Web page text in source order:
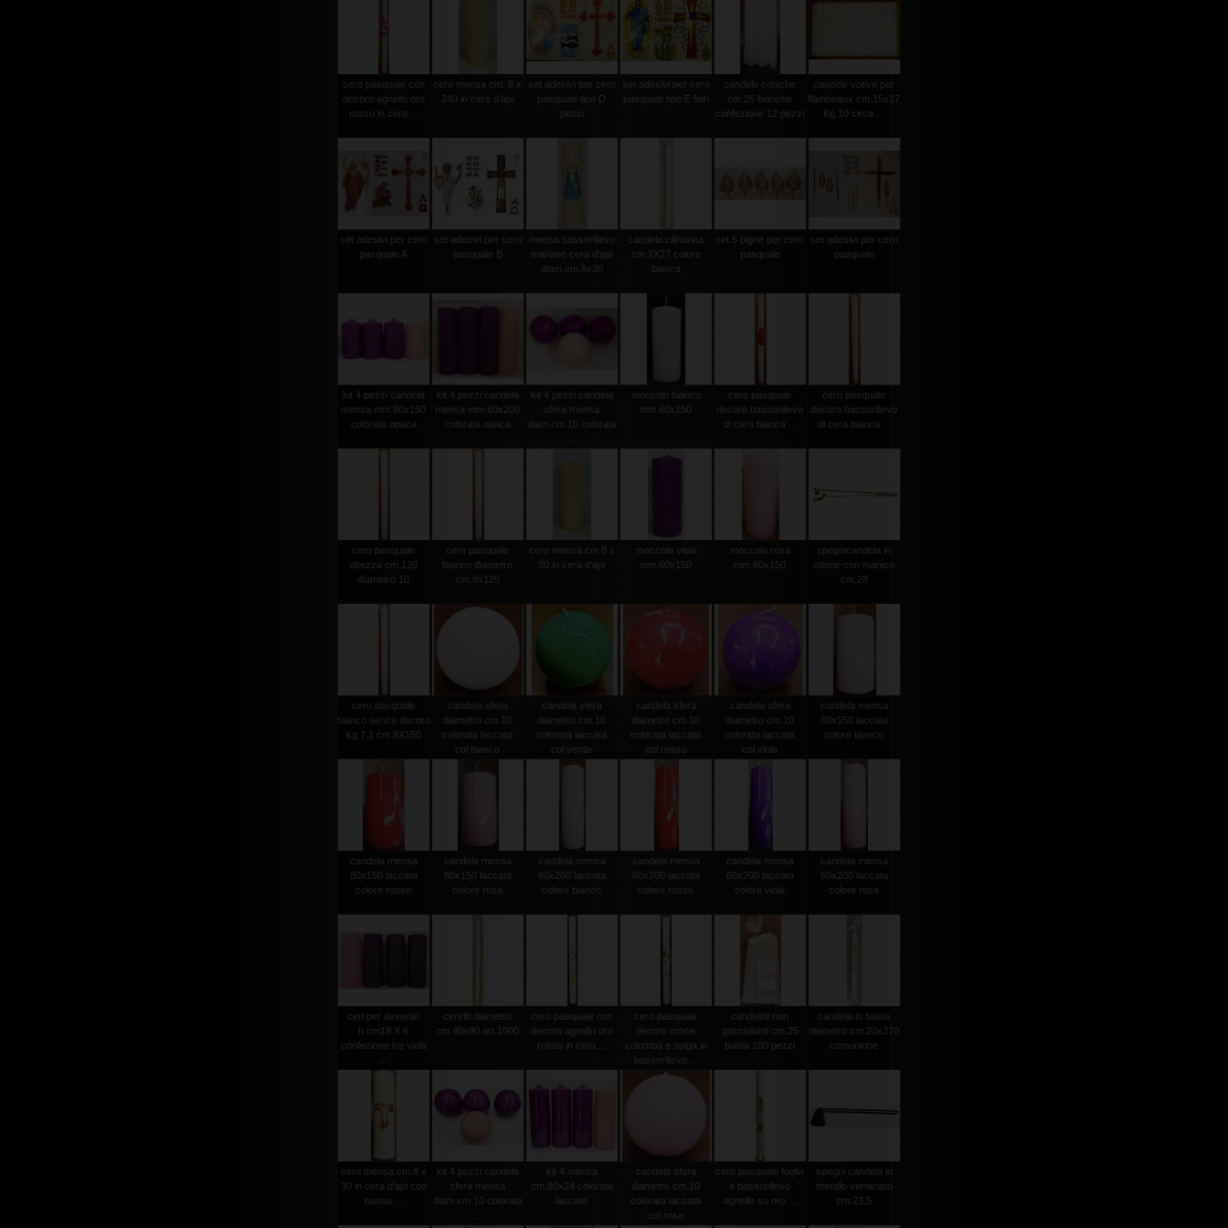
cero pasquale con
decoro agnello oro
rosso in cera ...
cero mensa cm. 8 x
240 in cera d'api
set adesivi per cero
pasquale tipo D
pesci
set adesivi per cero
pasquale tipo E fiori
candele coniche
cm.25 bianche
confezione 12 pezzi
candele votive per
flambeaux cm.15x27
Kg.10 circa ...
set adesivi per cero
pasquale A
set adesivi per cero
pasquale B
mensa bassorilievo
mariano cera d'api
diam.cm.8x30
candela cilindrica
cm.2X27 colore
bianca
set 5 pigne per cero
pasquale
set adesivi per cero
pasquale
kit 4 pezzi candela
mensa mm.80x150
colorata opaca
kit 4 pezzi candela
mensa mm.60x200
colorata opaca
kit 4 pezzi candela
sfera mensa
diam.cm.10 colorata
moccolo bianco
mm.60x150
cero pasquale
decoro bassorilievo
di cera bianca ...
cero pasquale
decoro bassorilievo
di cera bianca ...
cero pasquale
altezza cm.120
diametro 10
cero pasquale
bianco diametro
cm.8x125
cero mensa cm.8 x
30 in cera d'api
moccolo viola
mm.60x150
moccolo rosa
mm.60x150
spegnicandela in
ottone con manico
cm.28
cero pasquale
bianco senza decoro
kg.7.1 cm 8X150
candela sfera
diametro cm.10
colorata laccata
col.bianco
candela sfera
diametro cm.10
colorata laccata
col.verde
candela sfera
diametro cm.10
colorata laccata
col.rosso
candela sfera
diametro cm.10
colorata laccata
col.viola
candela mensa
80x150 laccata
colore bianco
candela mensa
80x150 laccata
colore rosso
candela mensa
80x150 laccata
colore rosa
candela mensa
60x200 laccata
colore bianco
candela mensa
60x200 laccata
colore rosso
candela mensa
60x200 laccata
colore viola
candela mensa
60x200 laccata
colore rosa
ceri per avvento
h.cm19 X 6
confezione tre viola
ceretti diametro
cm.40x90 art.1000
cero pasquale con
decoro agnello oro
rosso in cera ...
cero pasquale
decoro croce
colomba e spiga in
bassorilievo ...
candelini non
gocciolanti cm.25
busta 100 pezzi
candela in busta
diametro cm.20x270
comunione
cero mensa cm.8 x
30 in cera d'api con
basso ...
kit 4 pezzi candela
sfera mensa
diam.cm.10 colorata
kit 4 mensa
cm.80x24 colorate
laccate
candela sfera
diametro cm.10
colorata laccata
col.rosa
cero pasquale foglia
e bassorilievo
agnello su oro ...
spegni candela in
metallo verniciato
cm.23,5